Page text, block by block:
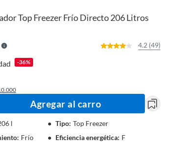
Top Freezer Frío Directo 206 Litros
e
r
4.2 (49)
-36%
Agregar al carro
l Tipo: Top Freezer
: Frío
Eficiencia energética: F